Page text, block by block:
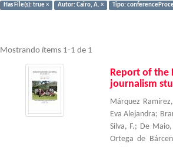
Has File(s): true ×
Autor: Cairo, A. × Tipo:
Mostrando ítems 1-1 de 1
Report of the
journalism
Márquez
Eva Alejandra;
Silva, F.; De
Ortega de